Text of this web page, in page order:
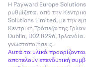
Η Payward Europe
ρυθμίζεται από την
Solutions Limited, με την
Κεντρική Τράπεζα της
Dublin, D02 R296,
γνωστοποιήσεις.
Αυτά τα υλικά
αποτελούν επενδυτική